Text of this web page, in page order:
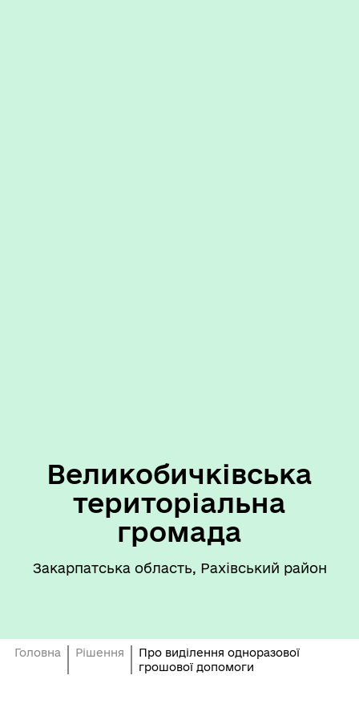
Великобичківська
територіальна
громада
Закарпатська область, Рахівський район
Головна Рішення
Про виділення одноразової
грошової допомоги